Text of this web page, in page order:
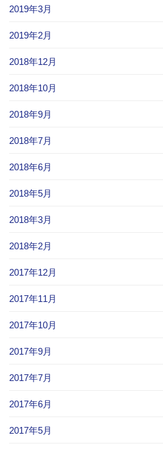
2019年3月
2019年2月
2018年12月
2018年10月
2018年9月
2018年7月
2018年6月
2018年5月
2018年3月
2018年2月
2017年12月
2017年11月
2017年10月
2017年9月
2017年7月
2017年6月
2017年5月